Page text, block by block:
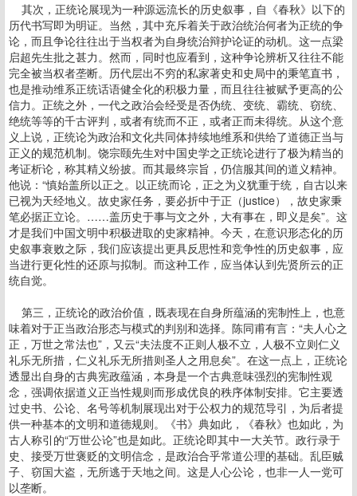
其次，正统论展现为一种源远流长的历史叙事，自《春秋》以下的
历代书写即为明证。当然，其中充斥着关于政治统治何者为正统的争
论，而且争论往往出于当权者为自身统治辩护论证的动机。这一点梁
启超先生批之甚力。然而，同时也应看到，这种争论辨析又往往不能
完全被当权者垄断。历代层出不穷的私家著史和史局中的秉笔直书，
也是推动维系正统话语健全化的积极力量，而且往往被赋予更高的公
信力。正统之外，一代之政治会经受是否伪统、变统、霸统、窃统、
绝统等等的千古评判，或者有统而不正，或者正而未得统。从这个意
义上说，正统论为政治和文化共同体持续地维系和供给了道德正当与
正义的规范机制。饶宗颐先生对中国史学之正统论进行了极为精当的
考证析论，称其精义纷披。而其最终宗旨，仍信服其间的道义精神。
他说：“慎始盖所以正之。以正统而论，正之为义犹重于统，自古以来
已视为天经地义。故史家任务，要必折中于正（justice），故史家秉
笔必据正立论。……盖历史于事与文之外，大有事在，即义是矣”。这
才是我们中国文明中积极进取的史家精神。今天，在意识形态化的历
史叙事衰败之际，我们应该提出更具反思性和竞争性的历史叙事，应
当进行更化性的还原与拟制。而这种工作，应当体认到先贤所云的正
统自觉。
第三，正统论的政治价值，既表现在自身所蕴涵的宪制性上，也意
味着对于正当政治形态与模式的判别和选择。陈同甫有言：“夫人心之
正，万世之常法也”，又云“夫法度不正则人极不立，人极不立则仁义
礼乐无所措，仁义礼乐无所措则圣人之用息矣”。在这一点上，正统论
透显出自身的古典宪政蕴涵，本身是一个古典意味强烈的宪制性观
念，强调依据道义正当性规则而形成优良的秩序体制安排。它主要透
过史书、公论、名号等机制展现出对于公权力的规范导引，为后者提
供一种基本的文明和道德规则。《书》典如此，《春秋》也如此，为
古人称引的“万世公论”也是如此。正统论即其中一大关节。政行录于
史、接受万世褒贬的文明信念，是政治合乎常道公理的基础。乱臣贼
子、窃国大盗，无所逃于天地之间。这是人心公论，也非一人一党可
以垄断。